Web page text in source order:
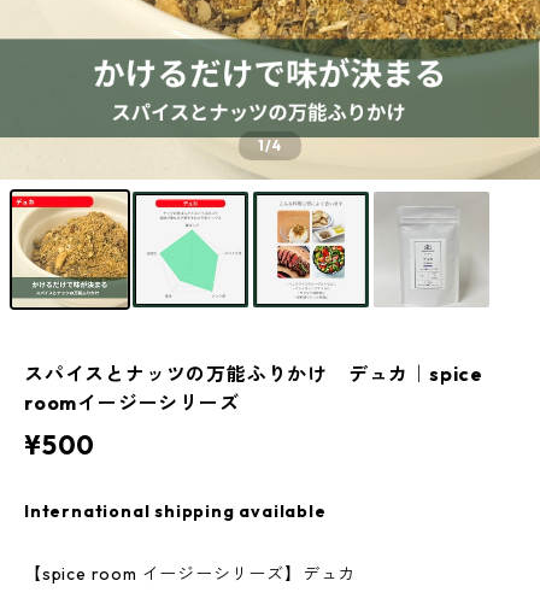
1/4
スパイスとナッツの万能ふりかけ デュカ｜spice
roomイージーシリーズ
¥500
International shipping available
【spice room イージーシリーズ】デュカ